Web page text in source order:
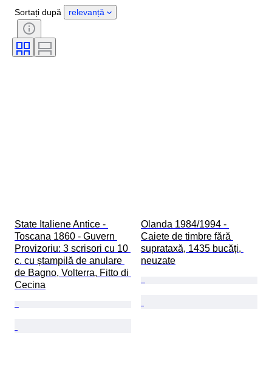
Perioadă
Subiect
Tehnică
Semnătură
Limbă
Vândut de
Sortați după relevanță
State Italiene Antice -
Toscana 1860 - Guvern
Provizoriu: 3 scrisori cu 10
c. cu ștampilă de anulare
de Bagno, Volterra, Fitto di
Cecina
Olanda 1984/1994 -
Caiete de timbre fără
suprataxă, 1435 bucăți,
neuzate